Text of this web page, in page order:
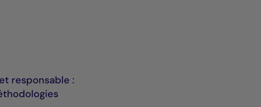
responsable :